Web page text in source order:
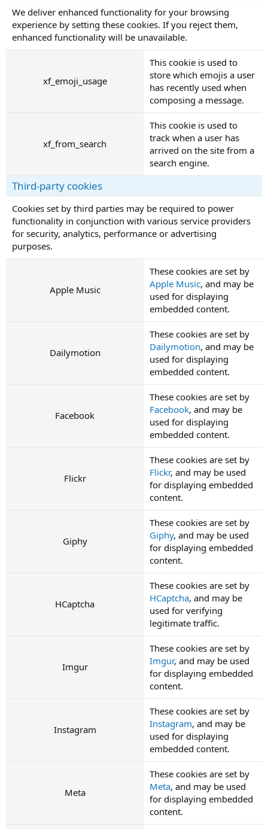
We deliver enhanced functionality for your browsing
experience by setting these cookies. If you reject them,
enhanced functionality will be unavailable.
xf_emoji_usage
This cookie is used to
store which emojis a user
has recently used when
composing a message.
xf_from_search
This cookie is used to
track when a user has
arrived on the site from a
search engine.
Third-party cookies
Cookies set by third parties may be required to power
functionality in conjunction with various service providers
for security, analytics, performance or advertising
purposes.
Apple Music
These cookies are set by
Apple Music, and may be
used for displaying
embedded content.
Dailymotion
These cookies are set by
Dailymotion, and may be
used for displaying
embedded content.
Facebook
These cookies are set by
Facebook, and may be
used for displaying
embedded content.
Flickr
These cookies are set by
Flickr, and may be used
for displaying embedded
content.
Giphy
These cookies are set by
Giphy, and may be used
for displaying embedded
content.
HCaptcha
These cookies are set by
HCaptcha, and may be
used for verifying
legitimate traffic.
Imgur
These cookies are set by
Imgur, and may be used
for displaying embedded
content.
Instagram
These cookies are set by
Instagram, and may be
used for displaying
embedded content.
Meta
These cookies are set by
Meta, and may be used
for displaying embedded
content.